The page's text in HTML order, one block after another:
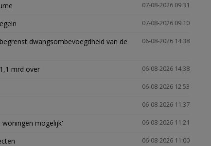
07-08-2026 09:31
07-08-2026 09:10
06-08-2026 14:38
dwangsombevoegdheid van de
06-08-2026 14:38
mrd over
06-08-2026 12:53
06-08-2026 11:37
06-08-2026 11:21
woningen mogelijk'
06-08-2026 11:00